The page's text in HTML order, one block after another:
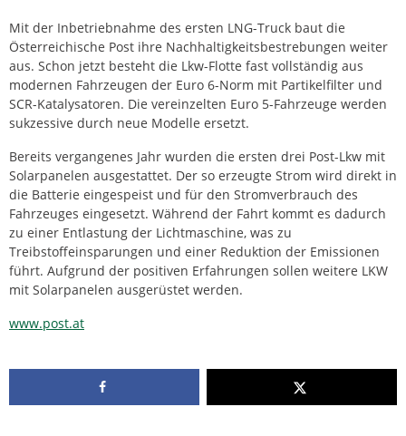
Mit der Inbetriebnahme des ersten LNG-Truck baut die
Österreichische Post ihre Nachhaltigkeitsbestrebungen weiter
aus. Schon jetzt besteht die Lkw-Flotte fast vollständig aus
modernen Fahrzeugen der Euro 6-Norm mit Partikelfilter und
SCR-Katalysatoren. Die vereinzelten Euro 5-Fahrzeuge werden
sukzessive durch neue Modelle ersetzt.
Bereits vergangenes Jahr wurden die ersten drei Post-Lkw mit
Solarpanelen ausgestattet. Der so erzeugte Strom wird direkt in
die Batterie eingespeist und für den Stromverbrauch des
Fahrzeuges eingesetzt. Während der Fahrt kommt es dadurch
zu einer Entlastung der Lichtmaschine, was zu
Treibstoffeinsparungen und einer Reduktion der Emissionen
führt. Aufgrund der positiven Erfahrungen sollen weitere LKW
mit Solarpanelen ausgerüstet werden.
www.post.at